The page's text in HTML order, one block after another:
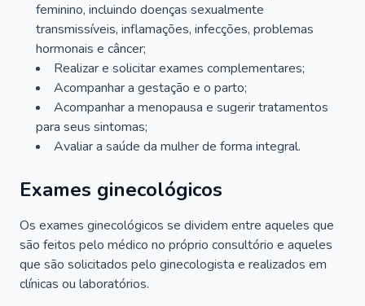
feminino, incluindo doenças sexualmente
transmissíveis, inflamações, infecções, problemas
hormonais e câncer;
Realizar e solicitar exames complementares;
Acompanhar a gestação e o parto;
Acompanhar a menopausa e sugerir tratamentos
para seus sintomas;
Avaliar a saúde da mulher de forma integral.
Exames ginecológicos
Os exames ginecológicos se dividem entre aqueles que
são feitos pelo médico no próprio consultório e aqueles
que são solicitados pelo ginecologista e realizados em
clínicas ou laboratórios.